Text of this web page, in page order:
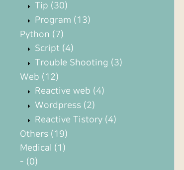
Tip (30)
Program (13)
Python (7)
Script (4)
Trouble Shooting (3)
Web (12)
Reactive web (4)
Wordpress (2)
Reactive Tistory (4)
Others (19)
Medical (1)
- (0)